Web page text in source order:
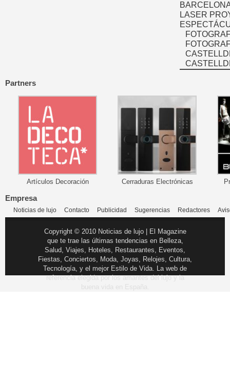
LASER
Partners
Artículos Decoración Cerraduras Electrónicas
Empresa
Noticias de lujo Contacto Publicidad Sugerencias Redactores
Copyright © 2010 Noticias de lujo | El Magazine
que te trae las últimas tendencias en Belleza,
Salud, Viajes, Hoteles, Restaurantes, Eventos,
Fiestas, Conciertos, Moda, Joyas, Relojes, Cultura,
Tecnología, y el mejor Estilo de Vida. La web de
referencia elegida por los amantes del lujo y la